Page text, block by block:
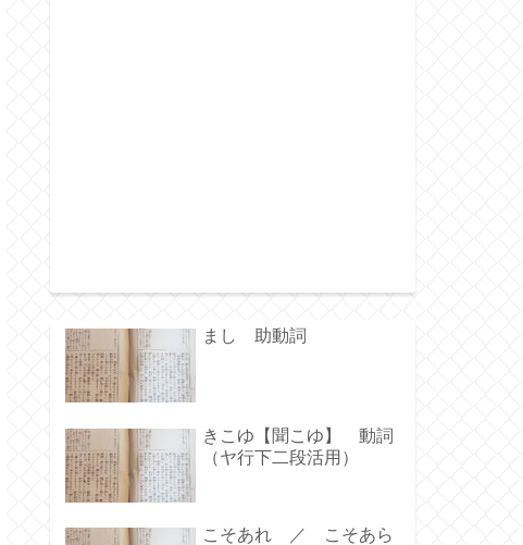
まし 助動詞
きこゆ【聞こゆ】 動詞
（ヤ行下二段活用）
こそあれ ／ こそあら